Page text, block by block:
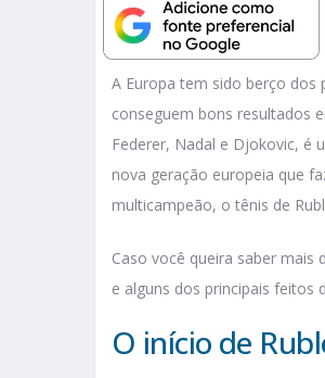
A Europa tem sido berço dos
conseguem bons resultados
Federer, Nadal e Djokovic, é
nova geração europeia que
multicampeão, o tênis de
Caso você queira saber mais
e alguns dos principais feitos
O início de